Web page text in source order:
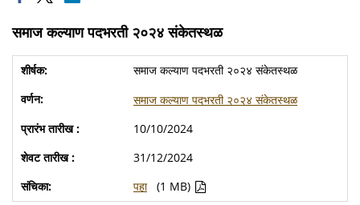
समाज कल्याण पदभरती २०२४ संकेतस्थळ
समाज कल्याण पदभरती २०२४ संकेतस्थळ
समाज कल्याण पदभरती २०२४ संकेतस्थळ
10/10/2024
31/12/2024
पहा
(1 MB)